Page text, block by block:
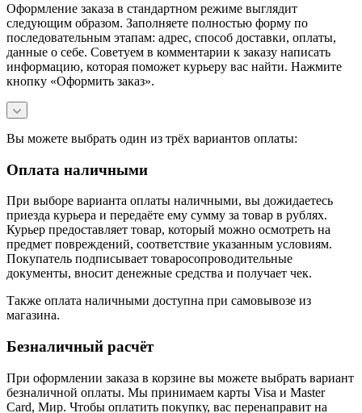
Оформление заказа в стандартном режиме выглядит
следующим образом. Заполняете полностью форму по
последовательным этапам: адрес, способ доставки, оплаты,
данные о себе. Советуем в комментарии к заказу написать
информацию, которая поможет курьеру вас найти. Нажмите
кнопку «Оформить заказ».
Вы можете выбрать один из трёх вариантов оплаты:
Оплата наличными
При выборе варианта оплаты наличными, вы дожидаетесь
приезда курьера и передаёте ему сумму за товар в рублях.
Курьер предоставляет товар, который можно осмотреть на
предмет повреждений, соответствие указанным условиям.
Покупатель подписывает товаросопроводительные
документы, вносит денежные средства и получает чек.
Также оплата наличными доступна при самовывозе из
магазина.
Безналичный расчёт
При оформлении заказа в корзине вы можете выбрать вариант
безналичной оплаты. Мы принимаем карты Visa и Master
Card, Мир. Чтобы оплатить покупку, вас перенаправит на